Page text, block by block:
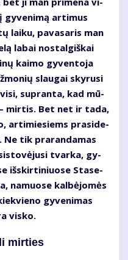
gy­ve­ni­mą ar­ti­mus
lai­ku, pa­va­sa­ris man
la­bai nos­tal­giš­kai
kai­mo gy­ven­to­ja
slau­gai sky­ru­si
su­pran­ta, kad mū­
mir­tis. Bet net ir ta­da,
ar­ti­mie­siems pra­si­de­
Ne tik pra­ran­da­mas
tvar­ka, gy­
iš­skir­ti­niuo­se Sta­se­
na­muo­se kal­bė­jo­mės
gy­ve­ni­mas
vis­ko.
mir­ties